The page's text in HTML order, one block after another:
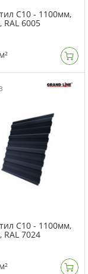
C10 - 1100мм,
RAL 6005
C10 - 1100мм,
RAL 7024